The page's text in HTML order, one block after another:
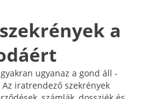
a
ugyanaz a gond áll -
iratrendező szekrények